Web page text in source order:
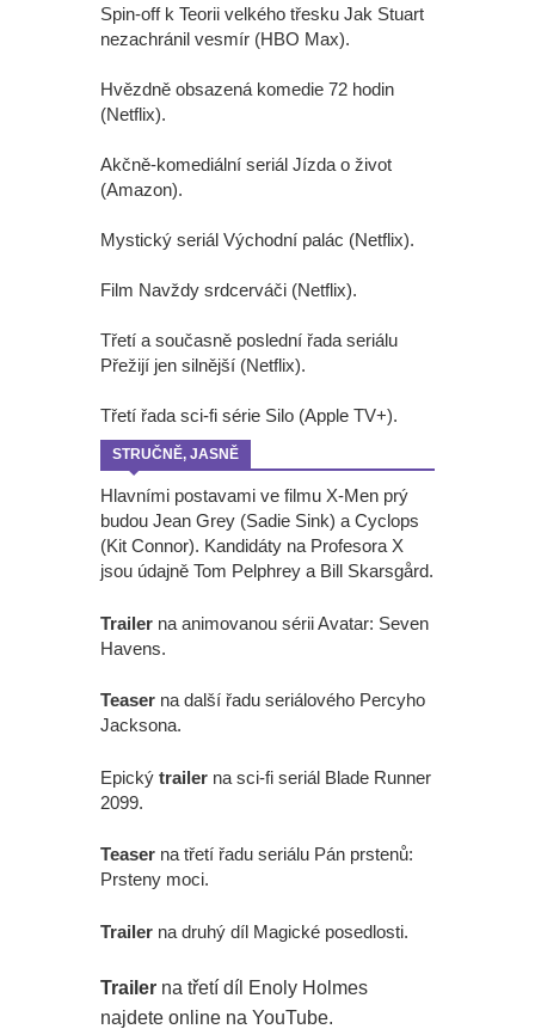
Spin-off k Teorii velkého třesku Jak Stuart
nezachránil vesmír (HBO Max).
Hvězdně obsazená komedie 72 hodin
(Netflix).
Akčně-komediální seriál Jízda o život
(Amazon).
Mystický seriál Východní palác (Netflix).
Film Navždy srdcerváči (Netflix).
Třetí a současně poslední řada seriálu
Přežijí jen silnější (Netflix).
Třetí řada sci-fi série Silo (Apple TV+).
STRUČNĚ, JASNĚ
Hlavními postavami ve filmu X-Men prý
budou Jean Grey (Sadie Sink) a Cyclops
(Kit Connor). Kandidáty na Profesora X
jsou údajně Tom Pelphrey a Bill Skarsgård.
Trailer na animovanou sérii Avatar: Seven
Havens.
Teaser na další řadu seriálového Percyho
Jacksona.
Epický trailer na sci-fi seriál Blade Runner
2099.
Teaser na třetí řadu seriálu Pán prstenů:
Prsteny moci.
Trailer na druhý díl Magické posedlosti.
Trailer na třetí díl Enoly Holmes
najdete online na YouTube.